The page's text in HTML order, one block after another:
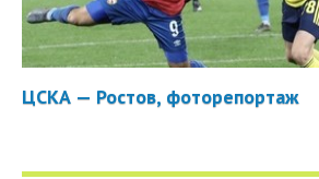
ЦСКА — Ростов, фоторепортаж